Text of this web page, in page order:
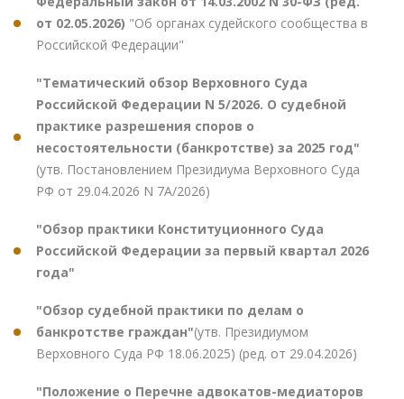
от 02.05.2026) "Об органах судейского сообщества в
Российской Федерации"
"Тематический обзор Верховного Суда
Российской Федерации N 5/2026. О судебной
практике разрешения споров о
несостоятельности (банкротстве) за 2025 год"
(утв. Постановлением Президиума Верховного Суда
РФ от 29.04.2026 N 7А/2026)
"Обзор практики Конституционного Суда
Российской Федерации за первый квартал 2026
года"
"Обзор судебной практики по делам о
банкротстве граждан"(утв. Президиумом
Верховного Суда РФ 18.06.2025) (ред. от 29.04.2026)
"Положение о Перечне адвокатов-медиаторов